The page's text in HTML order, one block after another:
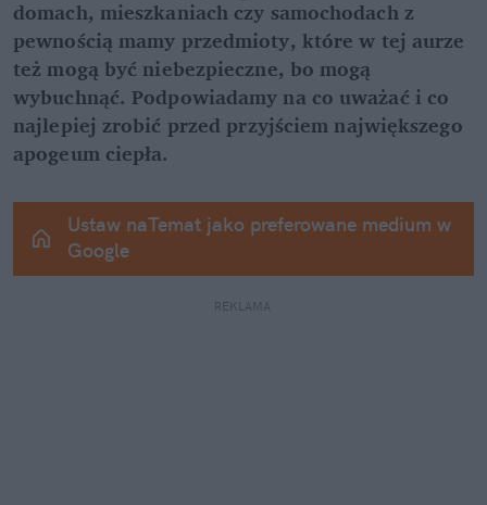
domach, mieszkaniach czy samochodach z
pewnością mamy przedmioty, które w tej aurze
też mogą być niebezpieczne, bo mogą
wybuchnąć. Podpowiadamy na co uważać i co
najlepiej zrobić przed przyjściem największego
apogeum ciepła.
Ustaw naTemat jako preferowane medium w
Google
REKLAMA